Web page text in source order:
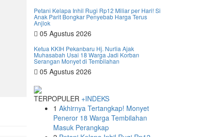
Petani Kelapa Inhil Rugi Rp12 Miliar per Hari! Si
Anak Parit Bongkar Penyebab Harga Terus
Anjlok
05 Agustus 2026
Ketua KKIH Pekanbaru Hj. Nurlia Ajak
Muhasabah Usai 18 Warga Jadi Korban
Serangan Monyet di Tembilahan
05 Agustus 2026
TERPOPULER +INDEKS
1 Akhirnya Tertangkap! Monyet
Peneror 18 Warga Tembilahan
Masuk Perangkap